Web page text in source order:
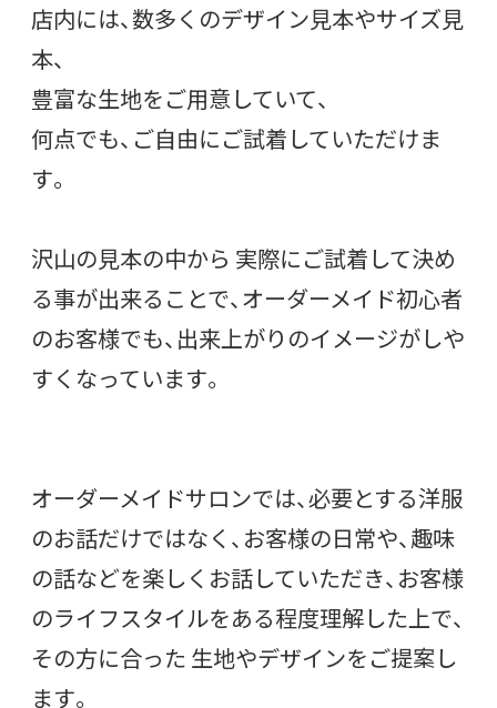
店内には、数多くのデザイン見本やサイズ見
本、
豊富な生地をご用意していて、
何点でも、ご自由にご試着していただけま
す。
沢山の見本の中から 実際にご試着して決め
る事が出来ることで、オーダーメイド初心者
のお客様でも、出来上がりのイメージがしや
すくなっています。
オーダーメイドサロンでは、必要とする洋服
のお話だけではなく、お客様の日常や、趣味
の話などを楽しくお話していただき、お客様
のライフスタイルをある程度理解した上で、
その方に合った 生地やデザインをご提案し
ます。